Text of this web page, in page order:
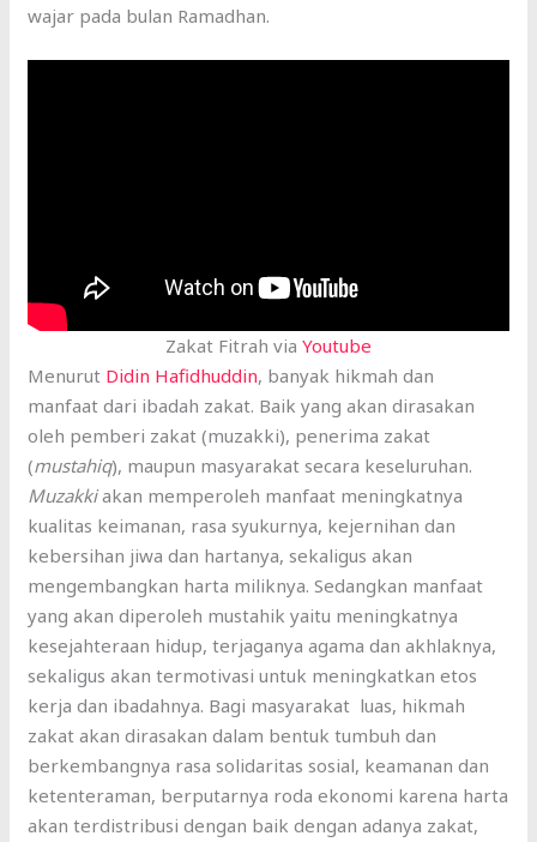
wajar pada bulan Ramadhan.
Zakat Fitrah via Youtube
Menurut Didin Hafidhuddin, banyak hikmah dan
manfaat dari ibadah zakat. Baik yang akan dirasakan
oleh pemberi zakat (muzakki), penerima zakat
(mustahiq), maupun masyarakat secara keseluruhan.
Muzakkiakan memperoleh manfaat meningkatnya
kualitas keimanan, rasa syukurnya, kejernihan dan
kebersihan jiwa dan hartanya, sekaligus akan
mengembangkan harta miliknya. Sedangkan manfaat
yang akan diperoleh mustahik yaitu meningkatnya
kesejahteraan hidup, terjaganya agama dan akhlaknya,
sekaligus akan termotivasi untuk meningkatkan etos
kerja dan ibadahnya. Bagi masyarakat luas, hikmah
zakat akan dirasakan dalam bentuk tumbuh dan
berkembangnya rasa solidaritas sosial, keamanan dan
ketenteraman, berputarnya roda ekonomi karena harta
akan terdistribusi dengan baik dengan adanya zakat,